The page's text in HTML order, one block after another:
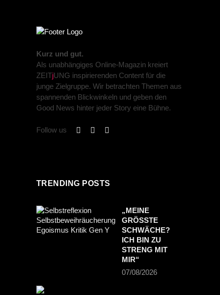
Kurz und gut.
Als unabhängiges Online-Magazin kreiert
ZEITjUNG inspirierenden Content für die
junge Zielgruppe. Wir betrachten Themen aus
spannenden Blickwinkeln und geben den
Good News hinter jeder Story eine Bühne.
Follow us
TRENDING POSTS
„MEINE
GRÖSSTE S
CHWÄCHE? I
CH BIN ZU S
TRENG MIT M
IR“
07/08/2026